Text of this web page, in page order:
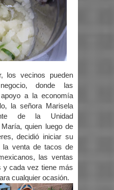
los vecinos pueden
donde las
a la economía
la señora Marisela
de la Unidad
quien luego de
decidió iniciar su
la venta de tacos de
las ventas
y cada vez tiene más
cualquier ocasión.